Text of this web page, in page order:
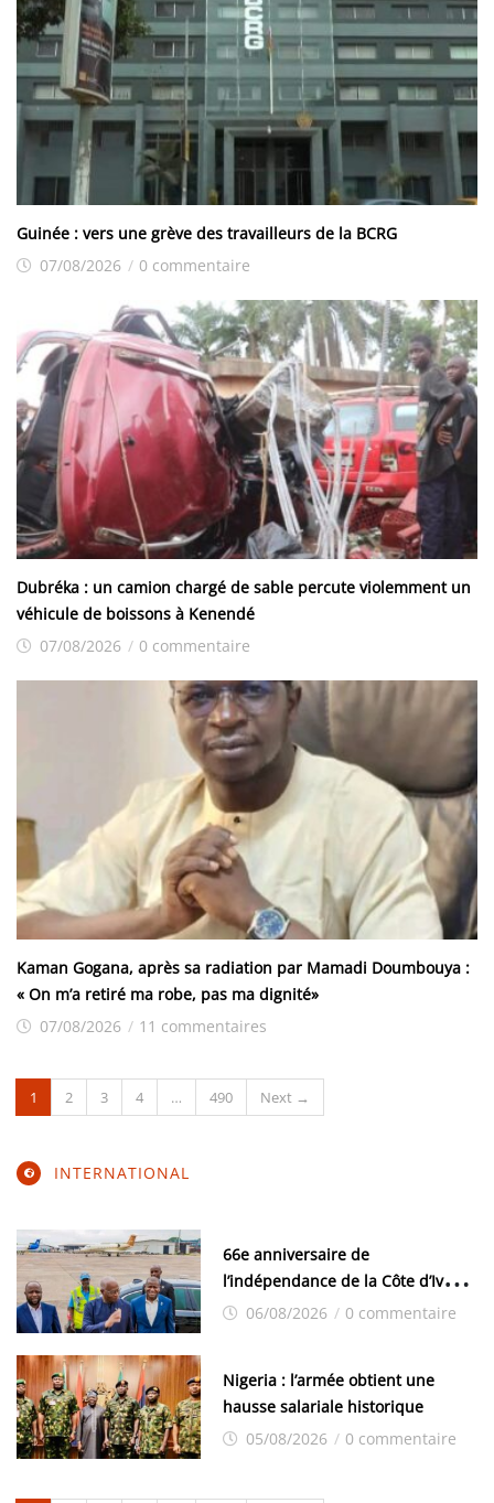
Guinée : vers une grève des travailleurs de la BCRG
07/08/2026 / 0 commentaire
Dubréka : un camion chargé de sable percute violemment un
véhicule de boissons à Kenendé
07/08/2026 / 0 commentaire
Kaman Gogana, après sa radiation par Mamadi Doumbouya :
« On m’a retiré ma robe, pas ma dignité»
07/08/2026 / 11 commentaires
1 2 3 4 … 490 Next →
INTERNATIONAL
66e anniversaire de
l’indépendance de la Côte d’Ivoire
: Bah Oury représente Mamadi
06/08/2026 / 0 commentaire
Nigeria : l’armée obtient une
hausse salariale historique
05/08/2026 / 0 commentaire